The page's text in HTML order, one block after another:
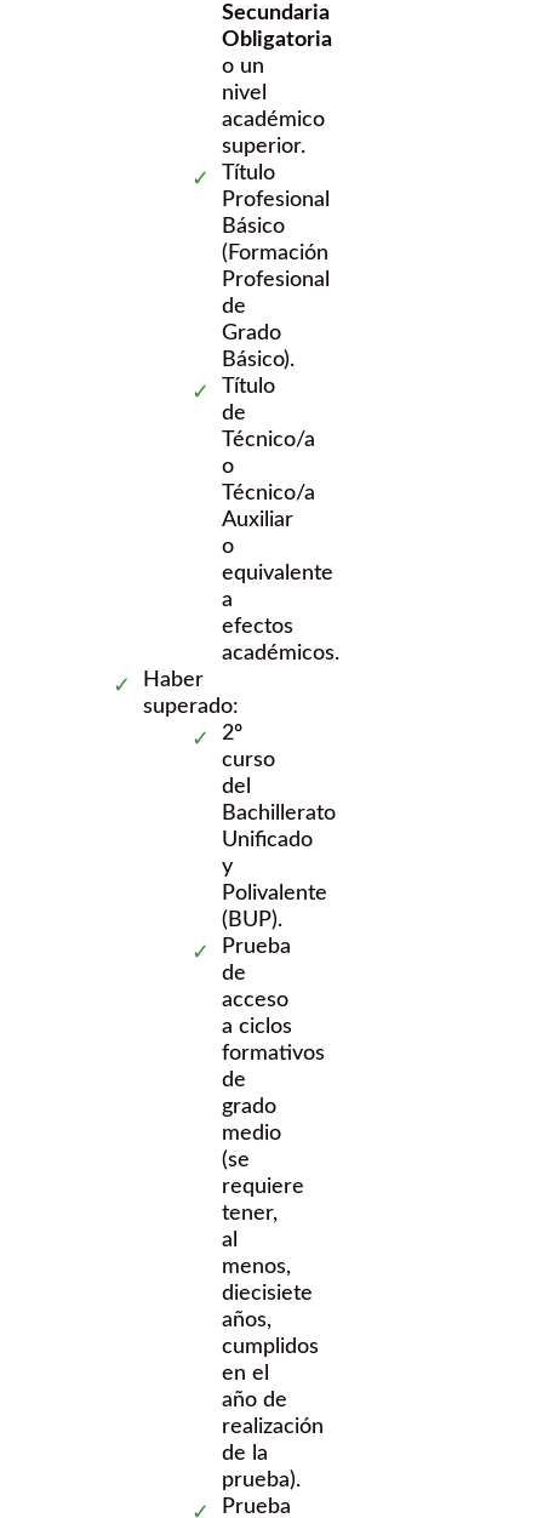
Secundaria
Obligatoria
o un
nivel
académico
superior.
Título
Profesional
Básico
(Formación
Profesional
de
Grado
Básico).
Título
de
Técnico/a
o
Técnico/a
Auxiliar
o
equivalente
a
efectos
académicos.
Haber
superado:
2º
curso
del
Bachillerato
Unificado
y
Polivalente
(BUP).
Prueba
de
acceso
a ciclos
formativos
de
grado
medio
(se
requiere
tener,
al
menos,
diecisiete
años,
cumplidos
en el
año de
realización
de la
prueba).
Prueba